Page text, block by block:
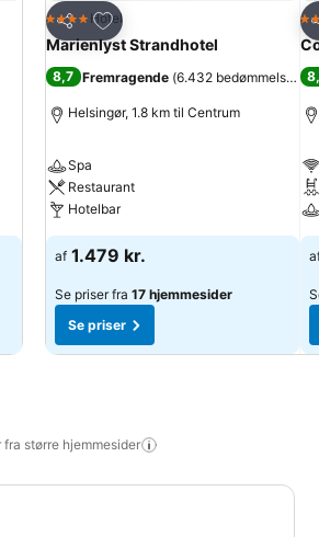
Del
Føj til favoritter
4 StjernerHotel
Marienlyst Strandhotel
8,7 Fremragende (6.432 bedømmelser )
Helsingør, 1.8 km til Centrum
Spa
Restaurant
Hotelbar
af 1.479 kr.
Se priser fra 17 hjemmesider
Se priser
4
fra større hjemmesider